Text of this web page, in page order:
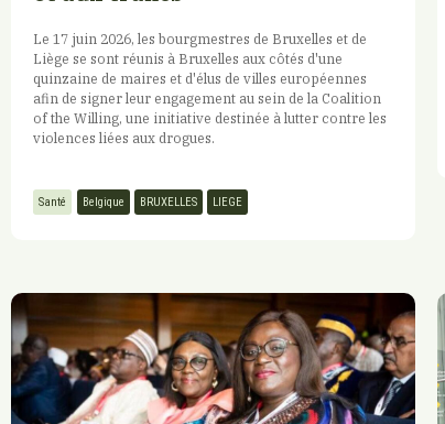
Le 17 juin 2026, les bourgmestres de Bruxelles et de
Liège se sont réunis à Bruxelles aux côtés d'une
quinzaine de maires et d'élus de villes européennes
afin de signer leur engagement au sein de la Coalition
of the Willing, une initiative destinée à lutter contre les
violences liées aux drogues.
Santé Belgique BRUXELLES LIEGE